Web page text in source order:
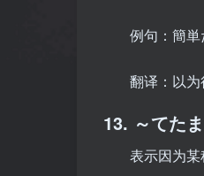
例句：簡
翻译：以为
13. ～てた
表示因为某